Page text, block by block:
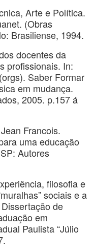
Arte e Política.
(Obras
Brasiliense, 1994.
docentes da
profissionais. In:
Saber Formar
em mudança.
2005. p.157 á
Francois.
uma educação
Autores
filosofia e
sociais e a
de
em
Paulista “Júlio